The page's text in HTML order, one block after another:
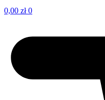
0,00 zł 0